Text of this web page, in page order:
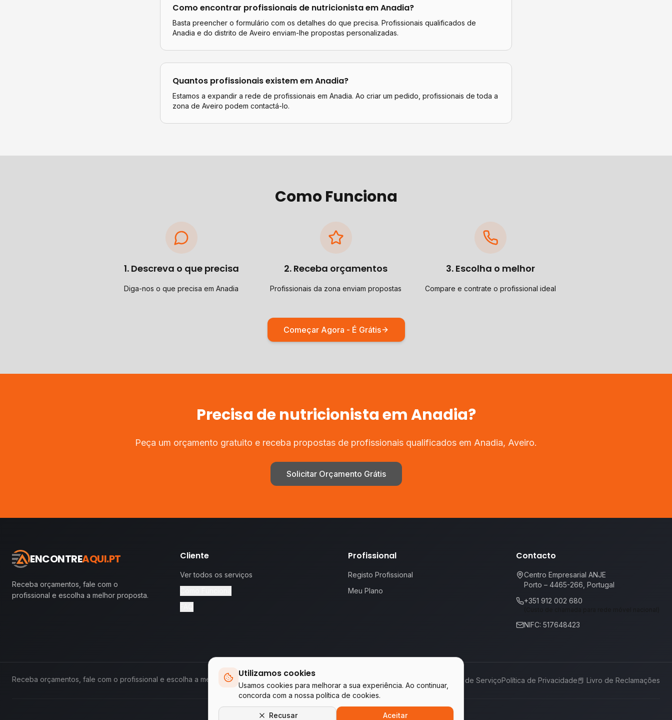
Utilizamos cookies
Usamos cookies para melhorar a sua experiência. Ao continuar,
concorda com a nossa política de cookies.
Recusar Aceitar
Como encontrar profissionais de nutricionistaemAnadia?
Basta preencher o formulário com os detalhes do que precisa. Profissionais qualificados de
Anadia e do distrito de Aveiro enviam-lhe propostas personalizadas.
Quantos profissionais existem emAnadia?
Estamos a expandir a rede de profissionais em Anadia. Ao criar um pedido, profissionais de toda a
zona de Aveiro podem contactá-lo.
Como Funciona
1. Descreva o que precisa
Diga-nos o que precisa em Anadia
2. Receba orçamentos
Profissionais da zona enviam propostas
3. Escolha o melhor
Compare e contrate o profissional ideal
Começar Agora - É Grátis
Precisa denutricionistaemAnadia?
Peça um orçamento gratuito e receba propostas de profissionais qualificados em Anadia, Aveiro.
Solicitar Orçamento Grátis
ENCONTREAQUI.PT
Receba orçamentos, fale com o
profissional e escolha a melhor proposta.
Cliente
Ver todos os serviços
Profissional
Registo Profissional
Meu Plano
Contacto
Centro Empresarial ANJE
Porto – 4465-266, Portugal
+351 912 002 680
NIFC: 517648423
Receba orçamentos, fale com o profissional e escolha a melhor proposta. Termos de ServiçoPolítica de Privacidade📕 Livro de Reclamações
Empresas do grupo WA Tecnologia & Serviços